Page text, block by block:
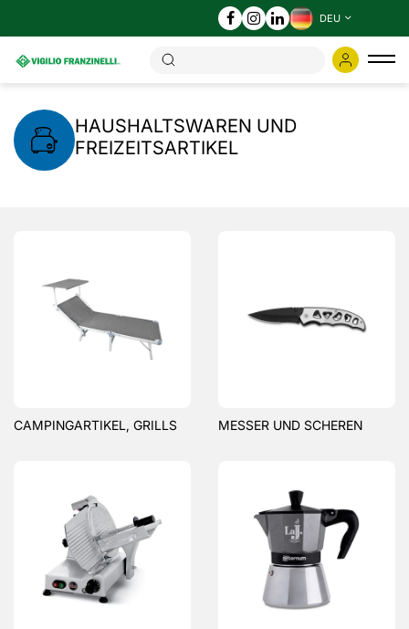
DEU
HAUSHALTSWAREN UND
FREIZEITSARTIKEL
CAMPINGARTIKEL, GRILLS MESSER UND SCHEREN